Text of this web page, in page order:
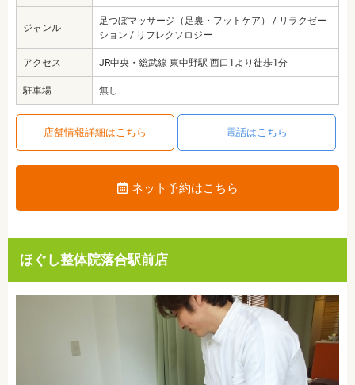
ジャンル
足つぼマッサージ（足裏・フットケア） / リラクゼー
ション / リフレクソロジー
アクセス JR中央・総武線 東中野駅 西口1より徒歩1分
駐車場 無し
店舗情報詳細はこちら 電話はこちら
ネット予約はこちら
ほぐし整体院落合駅前店